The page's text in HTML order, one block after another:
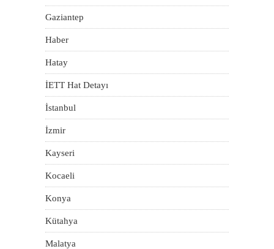
Gaziantep
Haber
Hatay
İETT Hat Detayı
İstanbul
İzmir
Kayseri
Kocaeli
Konya
Kütahya
Malatya